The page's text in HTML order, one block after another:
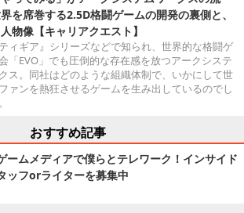
を席巻する2.5D格闘ゲームの開発の裏側と、
物像【キャリアクエスト】
ティギア』シリーズなどで知られ、世界的な格闘ゲ
「EVO」でも圧倒的な存在感を放つアークシステ
ス。同社はどのような組織体制で、いかにして世
ァンを熱狂させるゲームを生み出しているのでし
おすすめ記事
ームメディアで僕らとテレワーク！インサイド
ッフorライターを募集中